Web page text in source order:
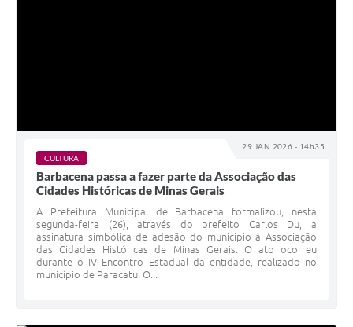
29 JAN 2026 - 14h35
CULTURA
Barbacena passa a fazer parte da Associação das
Cidades Históricas de Minas Gerais
A Prefeitura Municipal de Barbacena formalizou, nesta
segunda-feira (26), através do prefeito Carlos Du, a
assinatura simbólica de adesão do município à Associação
das Cidades Históricas de Minas Gerais. O ato ocorreu
durante o IV Encontro Estadual da entidade, realizado no
município de Paracatu. O...